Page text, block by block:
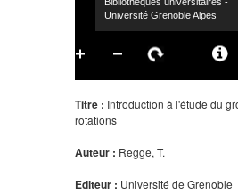
Titre : Introduction à l'étude du
rotations
Auteur : Regge, T.
Editeur : Université de Grenoble